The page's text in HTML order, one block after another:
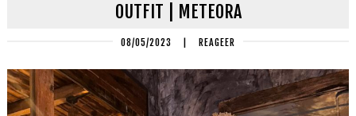
OUTFIT | METEORA
08/05/2023 REAGEER